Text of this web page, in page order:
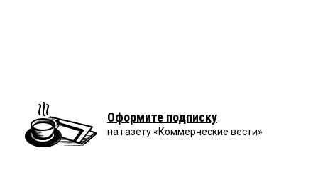
Оформите подписку
на газету «Коммерческие вести»